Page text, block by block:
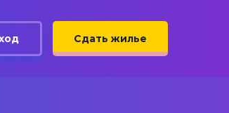
Сдать жилье